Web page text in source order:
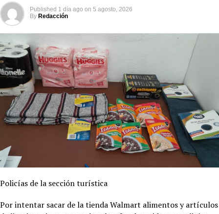
Published 1 día ago on 5 agosto, 2026
By Redacción
Policías de la sección turística
Por intentar sacar de la tienda Walmart alimentos y artículos